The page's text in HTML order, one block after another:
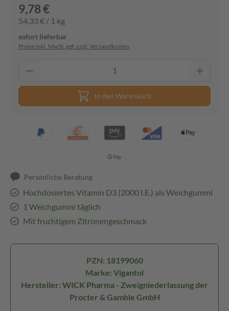
9,78 €
54,33 € / 1 kg
sofort lieferbar
Preise inkl. MwSt. ggf. zzgl. Versandkosten
In den Warenkorb
Persönliche Beratung
Hochdosiertes Vitamin D3 (2000 I.E.) als Weichgummi
1 Weichgummi täglich
Mit fruchtigem Zitronengeschmack
PZN: 18199060
Marke: Vigantol
Hersteller: WICK Pharma - Zweigniederlassung der
Procter & Gamble GmbH